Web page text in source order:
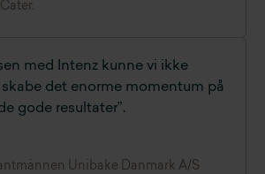
med Intenz kunne vi ikke
skabe det enorme momentum på
gode resultater”.
Unibake Danmark A/S